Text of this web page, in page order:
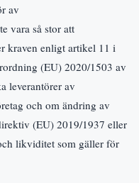
av
vara så stor att
kraven enligt artikel 11 i
(EU) 2020/1503 av
leverantörer av
och om ändring av
(EU) 2019/1937 eller
likviditet som gäller för